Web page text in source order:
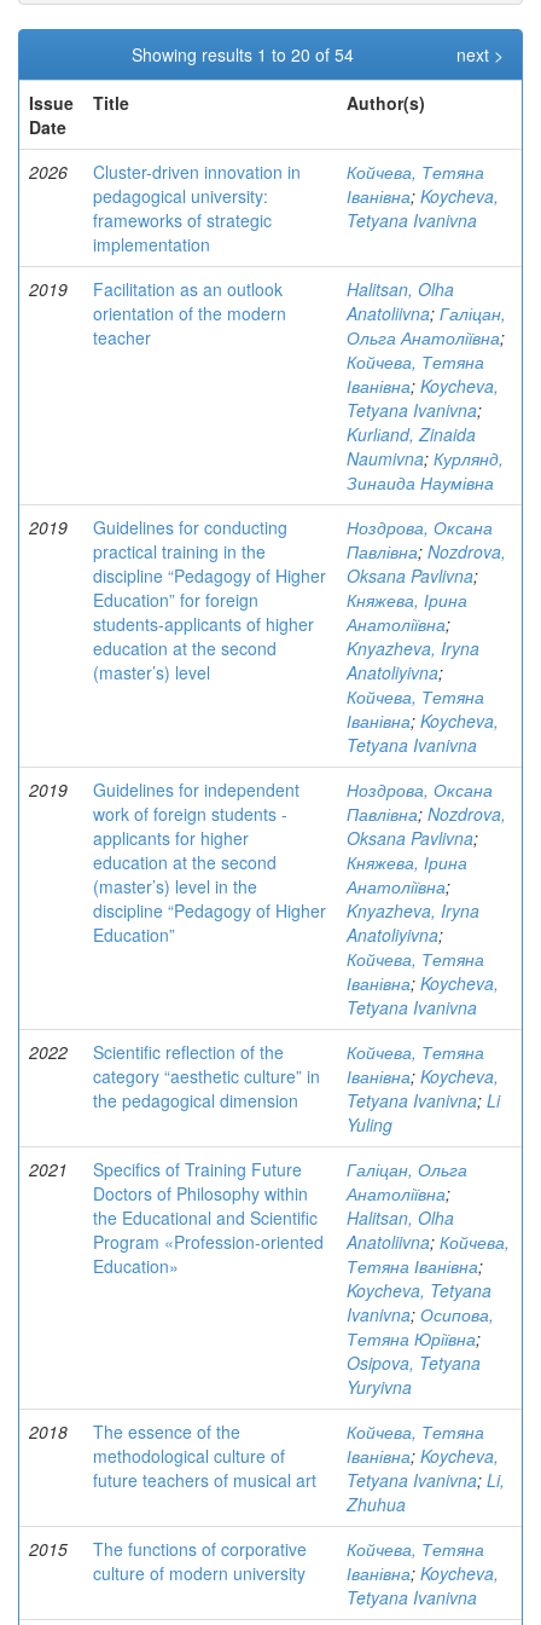
Showing results 1 to 20 of 54
next >
Issue
Date
Title Author(s)
2026
Cluster-driven innovation in
pedagogical university:
frameworks of strategic
implementation
Койчева, Тетяна
Іванівна; Koycheva,
Tetyana Ivanivna
2019
Facilitation as an outlook
orientation of the modern
teacher
Halitsan, Olha
Anatoliivna; Галіцан,
Ольга Анатоліївна;
Койчева, Тетяна
Іванівна; Koycheva,
Tetyana Ivanivna;
Kurlіand, Zinaida
Naumivna; Курлянд,
Зинаида Наумівна
2019
Guidelines for conducting
practical training in the
discipline “Pedagogy of Higher
Education” for foreign
students-applicants of higher
education at the second
(master’s) level
Ноздрова, Оксана
Павлівна; Nozdrova,
Oksana Pavlivna;
Княжева, Ірина
Анатоліївна;
Knyazheva, Iryna
Anatoliyivna;
Койчева, Тетяна
Іванівна; Koycheva,
Tetyana Ivanivna
2019
Guidelines for independent
work of foreign students -
applicants for higher
education at the second
(master’s) level in the
discipline “Pedagogy of Higher
Education”
Ноздрова, Оксана
Павлівна; Nozdrova,
Oksana Pavlivna;
Княжева, Ірина
Анатоліївна;
Knyazheva, Iryna
Anatoliyivna;
Койчева, Тетяна
Іванівна; Koycheva,
Tetyana Ivanivna
2022
Scientific reflection of the
category “aesthetic culture” in
the pedagogical dimension
Койчева, Тетяна
Іванівна; Koycheva,
Tetyana Ivanivna; Li
Yuling
2021
Specifics of Training Future
Doctors of Philosophy within
the Educational and Scientific
Program «Profession-oriented
Education»
Галіцан, Ольга
Анатоліївна;
Halitsan, Olha
Anatoliivna; Койчева,
Тетяна Іванівна;
Koycheva, Tetyana
Ivanivna; Осипова,
Тетяна Юріївна;
Osipova, Tetyana
Yuryivna
2018
The essence of the
methodological culture of
future teachers of musical art
Койчева, Тетяна
Іванівна; Koycheva,
Tetyana Ivanivna; Li,
Zhuhua
2015
The functions of corporative
culture of modern university
Койчева, Тетяна
Іванівна; Koycheva,
Tetyana Ivanivna